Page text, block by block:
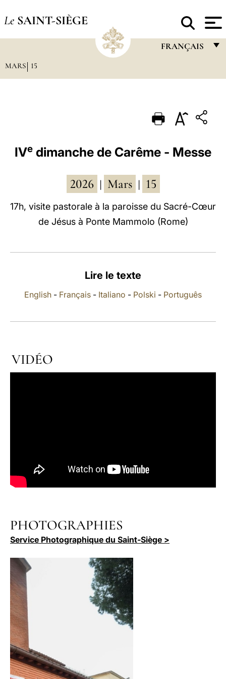
Le SAINT-SIÈGE
FRANÇAIS
PORTUGUÊS
ESPAÑOL
العربيّة
中文
MARS 15
IVe dimanche de Carême - Messe
2026 Mars 15
17h, visite pastorale à la paroisse du Sacré-Cœur
de Jésus à Ponte Mammolo (Rome)
Lire le texte
English - Français - Italiano - Polski - Português
VIDÉO
PHOTOGRAPHIES
Service Photographique du Saint-Siège >